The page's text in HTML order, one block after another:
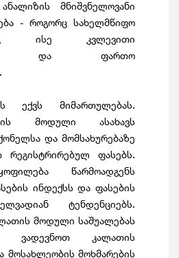
მნიშვნელოვანი
- როგორც სახელმწიფო
ისე კვლევითი
და ფართო
ექვს მიმართულებას.
მოდული ასახავს
და მომსახურებაზე
რეგისტრირებულ ფასებს.
წარმოადგენს
ინდექსს და ფასების
ტენდენციებს.
მოდული საშუალებას
ვადევნოთ კალათის
მოსახლეობის მოხმარების